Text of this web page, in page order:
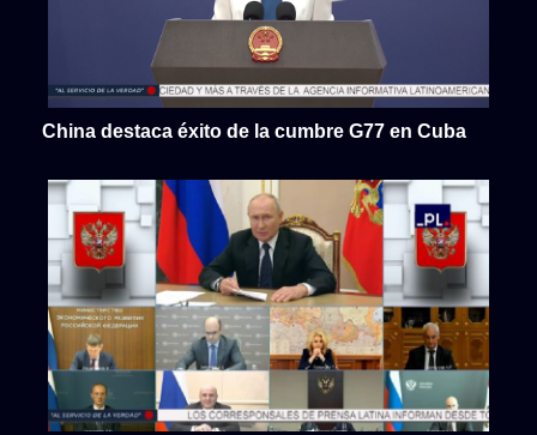
China destaca éxito de la cumbre G77 en Cuba